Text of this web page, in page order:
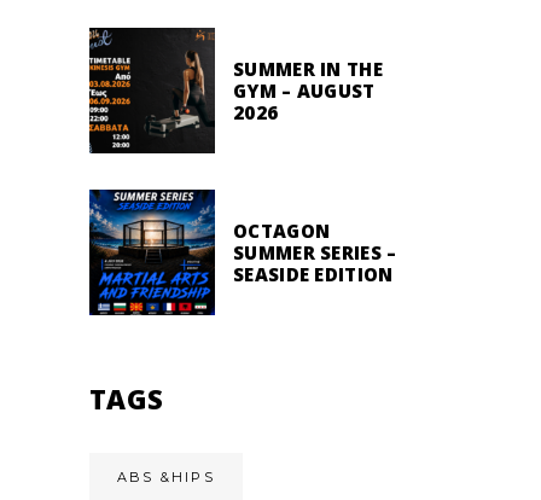
SUMMER IN THE
GYM – AUGUST
2026
OCTAGON
SUMMER SERIES –
SEASIDE EDITION
TAGS
ABS &HIPS